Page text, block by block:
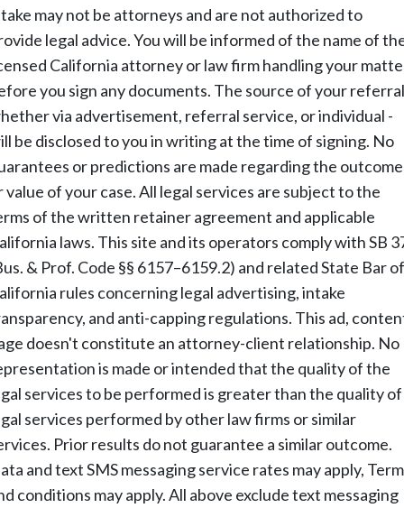
may not be attorneys and are not authorized to
legal advice. You will be informed of the name of
California attorney or law firm handling your
you sign any documents. The source of your
via advertisement, referral service, or individual -
be disclosed to you in writing at the time of signing. No
or predictions are made regarding the outcome
value of your case. All legal services are subject to the
of the written retainer agreement and applicable
laws. This site and its operators comply with SB
& Prof. Code §§ 6157–6159.2) and related State Bar of
rules concerning legal advertising, intake
and anti-capping regulations. This ad,
doesn't constitute an attorney-client relationship. No
is made or intended that the quality of the
services to be performed is greater than the quality of
services performed by other law firms or similar
Prior results do not guarantee a similar outcome.
and text SMS messaging service rates may apply,
conditions may apply. All above exclude text messaging